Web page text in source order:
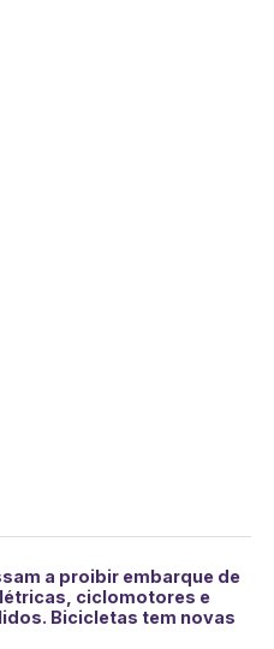
a proibir embarque de
ciclomotores e
Bicicletas tem novas